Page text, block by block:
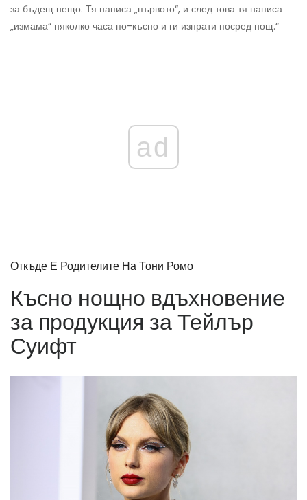
за бъдещ нещо. Тя написа „първото“, и след това тя написа
„измама“ няколко часа по-късно и ги изпрати посред нощ.“
ad
Откъде Е Родителите На Тони Ромо
Късно нощно вдъхновение
за продукция за Тейлър
Суифт